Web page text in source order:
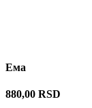
Ема
880,00 RSD